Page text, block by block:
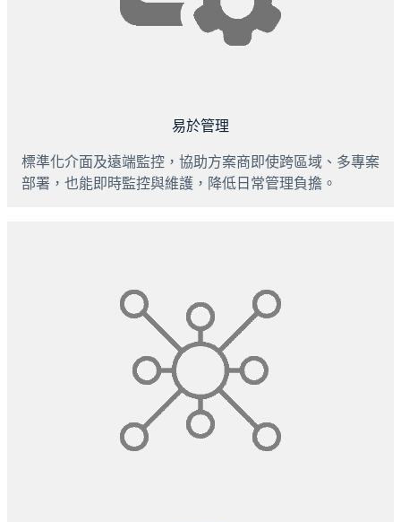
易於管理
標準化介面及遠端監控，協助方案商即使跨區域、多專案
部署，也能即時監控與維護，降低日常管理負擔。